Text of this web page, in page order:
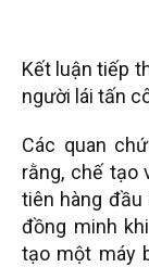
Kết luận tiếp
người lái tấn
Các quan
rằng, chế tạo
tiên hàng đầu
đồng minh
tạo một máy